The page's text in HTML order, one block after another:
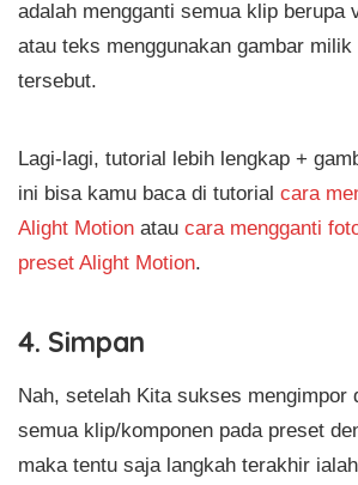
adalah mengganti semua klip berupa
atau teks menggunakan gambar
tersebut.
Lagi-lagi, tutorial lebih lengkap +
ini bisa kamu baca di tutorial cara
Alight Motion atau cara mengganti
preset Alight Motion.
4. Simpan
Nah, setelah Kita sukses mengimpor
semua klip/komponen pada preset
maka tentu saja langkah terakhir